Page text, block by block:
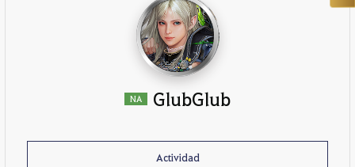
NA GlubGlub
Actividad